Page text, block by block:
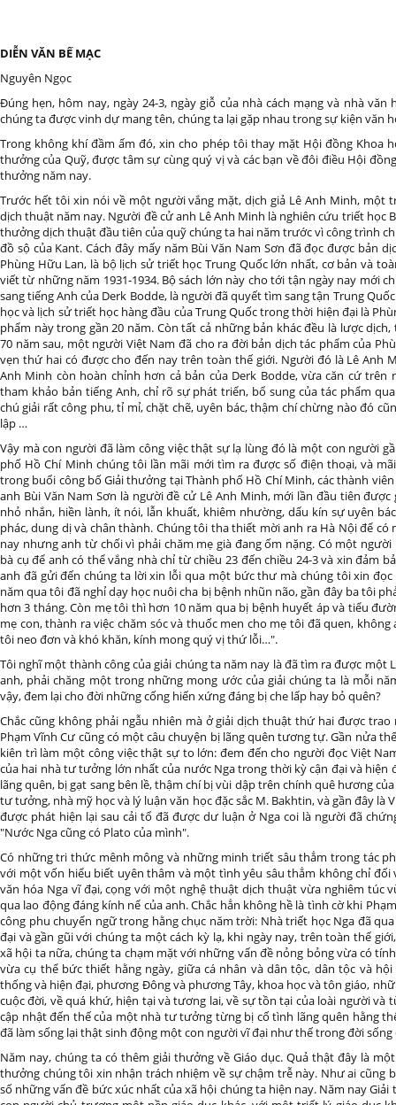
DIỄN VĂN BẾ MẠC
Nguyên Ngọc
Đúng hẹn, hôm nay, ngày 24-3, ngày giỗ của nhà cách mạng và nhà văn
chúng ta được vinh dự mang tên, chúng ta lại gặp nhau trong sự kiện văn
Trong không khí đầm ấm đó, xin cho phép tôi thay mặt Hội đồng Khoa
thưởng của Quỹ, được tâm sự cùng quý vị và các bạn về đôi điều Hội
thưởng năm nay.
Trước hết tôi xin nói về một người vắng mặt, dịch giả Lê Anh Minh, một
dịch thuật năm nay. Người đề cử anh Lê Anh Minh là nghiên cứu triết học
thưởng dịch thuật đầu tiên của quỹ chúng ta hai năm trước vì công trình
đồ sộ của Kant. Cách đây mấy năm Bùi Văn Nam Sơn đã đọc được bản
Phùng Hữu Lan, là bộ lịch sử triết học Trung Quốc lớn nhất, cơ bản và
viết từ những năm 1931-1934. Bộ sách lớn này cho tới tận ngày nay mới
sang tiếng Anh của Derk Bodde, là người đã quyết tìm sang tận Trung
học và lịch sử triết học hàng đầu của Trung Quốc trong thời hiện đại là
phẩm này trong gần 20 năm. Còn tất cả những bản khác đều là lược
70 năm sau, một người Việt Nam đã cho ra đời bản dịch tác phẩm của
vẹn thứ hai có được cho đến nay trên toàn thế giới. Người đó là Lê Anh
Anh Minh còn hoàn chỉnh hơn cả bản của Derk Bodde, vừa căn cứ trên
tham khảo bản tiếng Anh, chỉ rõ sự phát triển, bổ sung của tác phẩm
chú giải rất công phu, tỉ mỉ, chặt chẽ, uyên bác, thậm chí chừng nào đó
lập …
Vậy mà con người đã làm công việc thật sự lạ lùng đó là một con người
phố Hồ Chí Minh chúng tôi lần mãi mới tìm ra được số điện thoại, và
trong buổi công bố Giải thưởng tại Thành phố Hồ Chí Minh, các thành
anh Bùi Văn Nam Sơn là người đề cử Lê Anh Minh, mới lần đầu tiên
nhỏ nhắn, hiền lành, ít nói, lẫn khuất, khiêm nhường, dấu kín sự uyên
phác, dung dị và chân thành. Chúng tôi tha thiết mời anh ra Hà Nội để
nay nhưng anh từ chối vì phải chăm mẹ già đang ốm nặng. Có một
bà cụ để anh có thể vắng nhà chỉ từ chiều 23 đến chiều 24-3 và xin đảm
anh đã gửi đến chúng ta lời xin lỗi qua một bức thư mà chúng tôi xin
năm qua tôi đã nghỉ dạy học nuôi cha bị bệnh nhũn não, gần đây ba tôi
hơn 3 tháng. Còn mẹ tôi thì hơn 10 năm qua bị bệnh huyết áp và tiểu
mẹ con, thành ra việc chăm sóc và thuốc men cho mẹ tôi đã quen,
tôi neo đơn và khó khăn, kính mong quý vị thứ lỗi…".
Tôi nghĩ một thành công của giải chúng ta năm nay là đã tìm ra được một
anh, phải chăng một trong những mong ước của giải chúng ta là mỗi
vậy, đem lại cho đời những cống hiến xứng đáng bị che lấp hay bỏ quên?
Chắc cũng không phải ngẫu nhiên mà ở giải dịch thuật thứ hai được trao
Phạm Vĩnh Cư cũng có một câu chuyện bị lãng quên tương tự. Gần nửa
kiên trì làm một công việc thật sự to lớn: đem đến cho người đọc Việt
của hai nhà tư tưởng lớn nhất của nước Nga trong thời kỳ cận đại và hiện
lãng quên, bị gạt sang bên lề, thậm chí bị vùi dập trên chính quê hương
tư tưởng, nhà mỹ học và lý luận văn học đặc sắc M. Bakhtin, và gần đây là
được phát hiện lại sau cải tổ đã được dư luận ở Nga coi là người đã
"Nước Nga cũng có Plato của mình".
Có những tri thức mênh mông và những minh triết sâu thẳm trong tác
với một vốn hiểu biết uyên thâm và một tình yêu sâu thẳm không chỉ đối
văn hóa Nga vĩ đại, cọng với một nghệ thuật dịch thuật vừa nghiêm túc
qua lao động đáng kính nể của anh. Chắc hẳn không hề là tình cờ khi
công phu chuyển ngữ trong hằng chục năm trời: Nhà triết học Nga đã
đại và gần gũi với chúng ta một cách kỳ lạ, khi ngày nay, trên toàn thế
xã hội ta nữa, chúng ta chạm mặt với những vấn đề nỏng bỏng vừa có
vừa cụ thể bức thiết hằng ngày, giữa cá nhân và dân tộc, dân tộc và
thống và hiện đại, phương Đông và phương Tây, khoa học và tôn giáo,
cuộc đời, về quá khứ, hiện tại và tương lai, về sự tồn tại của loài người và
cập nhật đến thế của một nhà tư tưởng từng bị cố tình lãng quên hằng
đã làm sống lại thật sinh động một con người vĩ đại như thế trong đời
Năm nay, chúng ta có thêm giải thưởng về Giáo dục. Quả thật đây là
thưởng chúng tôi xin nhận trách nhiệm về sự chậm trễ này. Như ai cũng
số những vấn đề bức xúc nhất của xã hội chúng ta hiện nay. Năm nay